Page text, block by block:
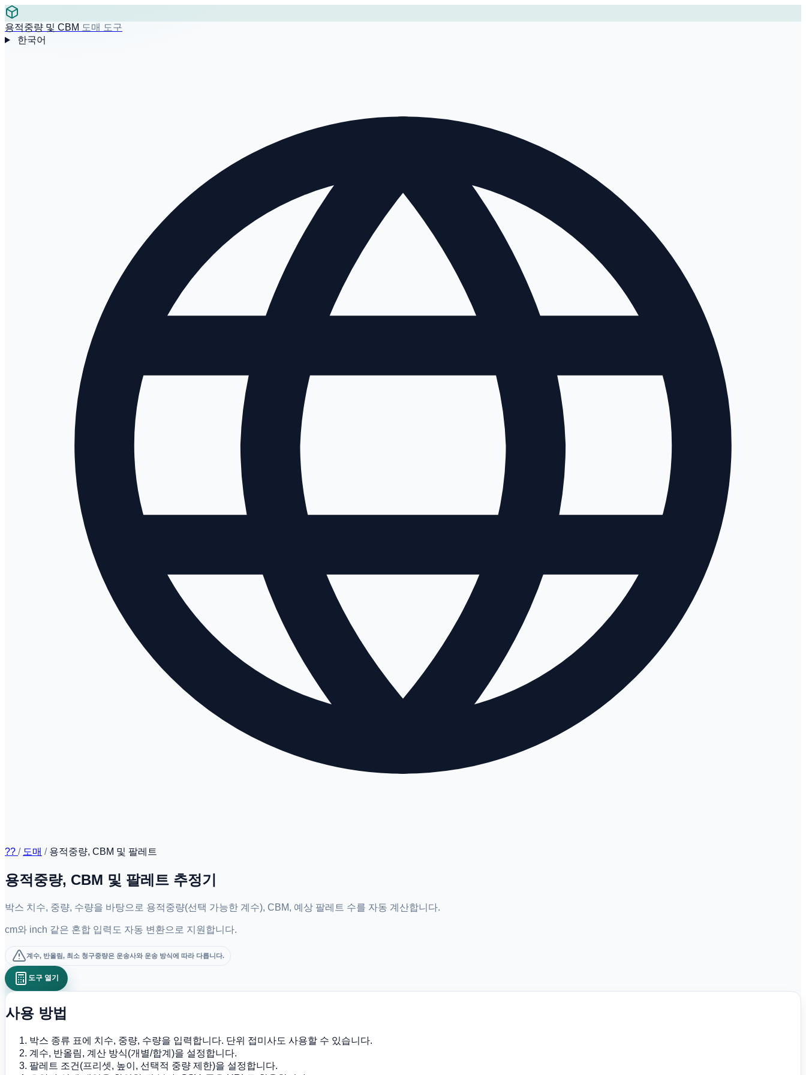
용적중량 및 CBM 도매 도구
한국어
?? / 도매 / 용적중량, CBM 및 팔레트
용적중량, CBM 및 팔레트 추정기
박스 치수, 중량, 수량을 바탕으로 용적중량(선택 가능한 계수), CBM, 예상 팔레트 수를 자동 계산합니다.
cm와 inch 같은 혼합 입력도 자동 변환으로 지원합니다.
계수, 반올림, 최소 청구중량은 운송사와 운송 방식에 따라 다릅니다.
도구 열기
사용 방법
박스 종류 표에 치수, 중량, 수량을 입력합니다. 단위 접미사도 사용할 수 있습니다.
계수, 반올림, 계산 방식(개별/합계)을 설정합니다.
팔레트 조건(프리셋, 높이, 선택적 중량 제한)을 설정합니다.